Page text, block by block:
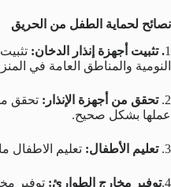
نصائح لحماية الطفل من الحريق
1. تثبيت أجهزة إنذار الدخان: تثبيت
النومية والمناطق العامة في
2. تحقق من أجهزة الإنذار: تحقق
عملها بشكل صحيح.
3. تعليم الأطفال: تعليم الاطفال
4. توفير مخارج الطوارئ: توفير